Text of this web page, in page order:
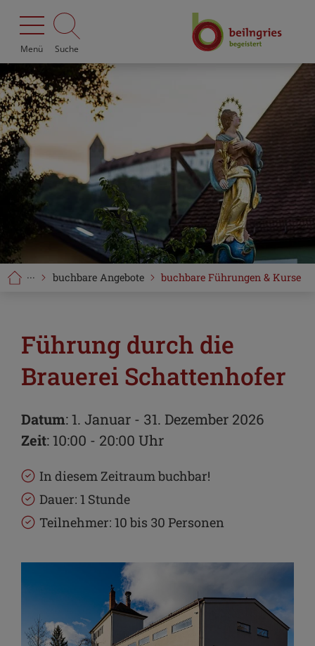
Menü Suche
buchbare Führungen & Kurse
buchbare Angebote
···
Führung durch die
Brauerei Schattenhofer
Datum: 1. Januar - 31. Dezember 2026
Zeit: 10:00 - 20:00 Uhr
In diesem Zeitraum buchbar!
Dauer: 1 Stunde
Teilnehmer: 10 bis 30 Personen